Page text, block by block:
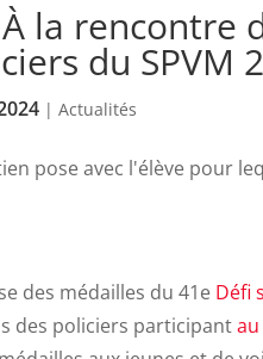
la rencontre
du SPVM
|Actualités
des médailles du 41e Défi
des policiers participant